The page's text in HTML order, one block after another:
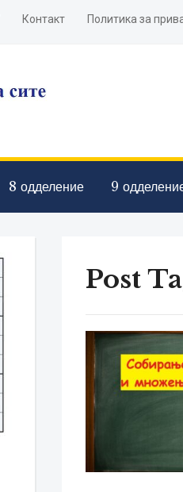
Контакт Политика за
8 одделение 9
Post